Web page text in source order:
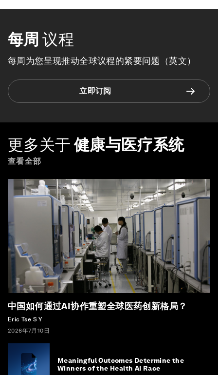
每周 议程
每周为您呈现推动全球议程的紧要问题（英文）
立即订阅
更多关于 健康与医疗系统
查看全部
中国如何通过AI协作重塑全球医药创新格局？
Eric Tse S Y
2026年7月10日
Meaningful Outcomes Determine the
Winners of the Health AI Race